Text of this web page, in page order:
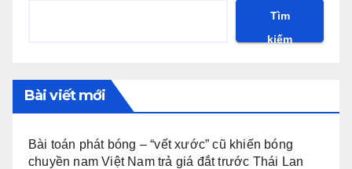
Tìm
kiếm
Bài viết mới
Bài toán phát bóng – “vết xước” cũ khiến bóng
chuyền nam Việt Nam trả giá đắt trước Thái Lan